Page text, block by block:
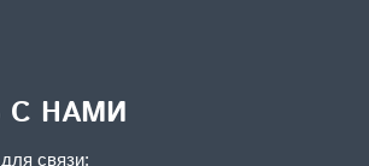
С НАМИ
связи: